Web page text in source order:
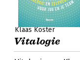
Klaas Koster
Vitalogie